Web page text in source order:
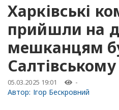
Харківські
прийшли на
мешканцям
05.03.2025 19:01 -
Автор: Ігор Бескровний